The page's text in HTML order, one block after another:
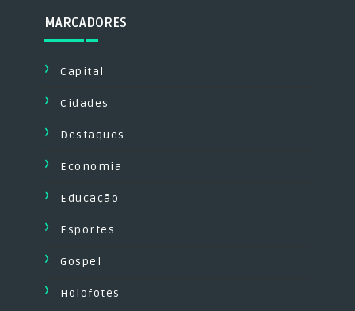
MARCADORES
Capital
Cidades
Destaques
Economia
Educação
Esportes
Gospel
Holofotes